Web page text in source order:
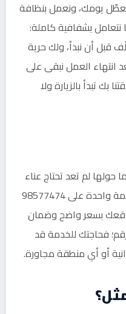
يومك، ونعمل بنظافة
بشفافية كاملة:
قبل أن نبدأ، ولك حرية
انتهاء العمل نبقى على
بك تبدأ بالزيارة ولا
حولها لم تعد تحتاج عناء
الكراجات وطوابير الانتظار — مكالمة واحدة على 98577474
بسعر واضح وضمان
فحاجتك للخدمة قد
أو أي منطقة مجاورة.